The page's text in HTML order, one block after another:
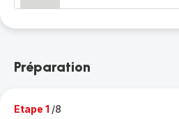
Préparation
Etape 1 /8